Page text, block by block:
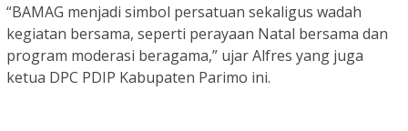
“BAMAG menjadi simbol persatuan sekaligus wadah
kegiatan bersama, seperti perayaan Natal bersama dan
program moderasi beragama,” ujar Alfres yang juga
ketua DPC PDIP Kabupaten Parimo ini.